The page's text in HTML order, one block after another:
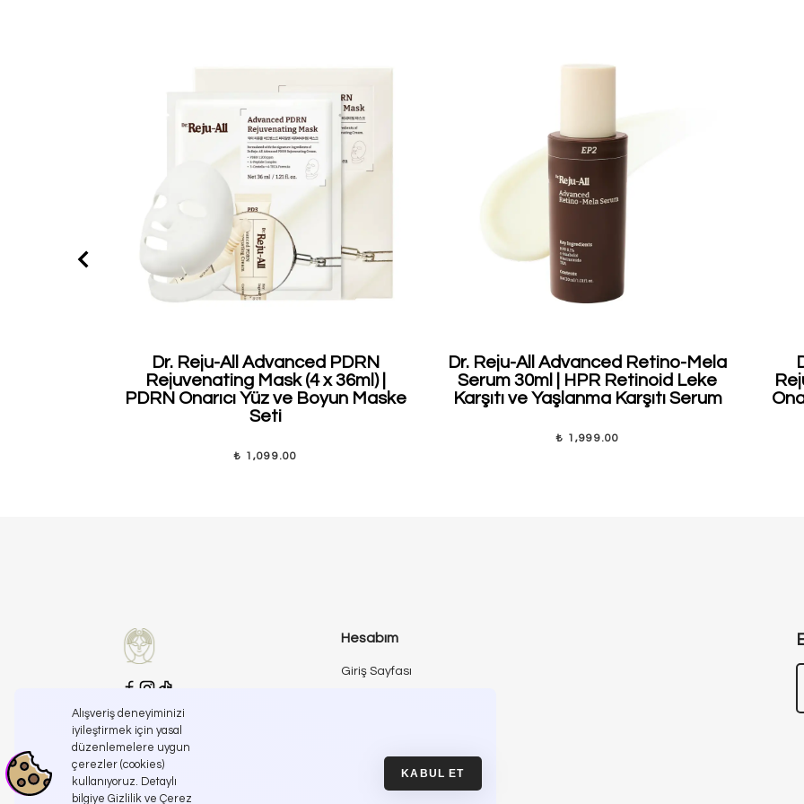
Alışveriş deneyiminizi
iyileştirmek için yasal
düzenlemelere uygun
çerezler (cookies)
kullanıyoruz. Detaylı
bilgiye Gizlilik ve Çerez
KABUL ET
Dr. Reju-All Advanced PDRN
Rejuvenating Mask (4 x 36ml) |
PDRN Onarıcı Yüz ve Boyun Maske
Seti
₺ 1,099.00
Dr. Reju-All Advanced Retino-Mela
Serum 30ml | HPR Retinoid Leke
Karşıtı ve Yaşlanma Karşıtı Serum
₺ 1,999.00
İletişime Geçin
info@koreanroutine.com
Hesabım
Giriş Sayfası